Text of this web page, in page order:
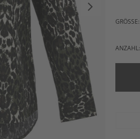
GRÖSSE:
ANZAHL: